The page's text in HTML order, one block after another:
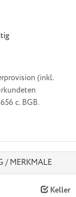
(inkl.
c. BGB.
/ MERKMALE
Keller